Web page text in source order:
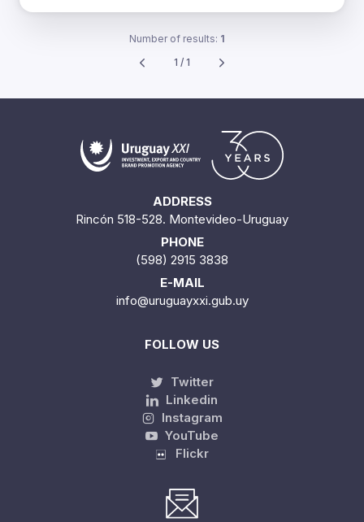
Number of results: 1
1 / 1
ADDRESS
Rincón 518-528. Montevideo-Uruguay
PHONE
(598) 2915 3838
E-MAIL
info@uruguayxxi.gub.uy
FOLLOW US
Twitter
Linkedin
Instagram
YouTube
Flickr